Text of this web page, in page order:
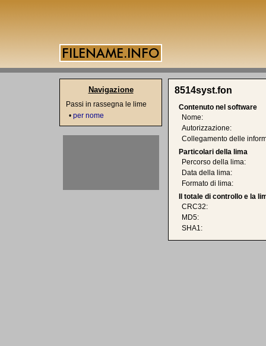
8514syst.fon
Contenuto nel software
Nome:
Autorizzazione:
Collegamento delle
Particolari della lima
Percorso della lima:
Data della lima:
Formato di lima:
Il totale di controllo e la
CRC32:
MD5:
SHA1:
Navigazione
Passi in rassegna le lime
• per nome